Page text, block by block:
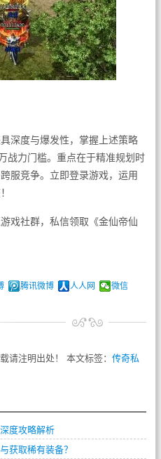
深度与爆发性，掌握上述策略
战力门槛。重点在于精准规划时
服竞争。立即登录游戏，运用
戏社群，私信领取《金仙帝仙
腾讯微博 人人网 微信
请注明出处！ 本文标签： 传奇私
度攻略解析
获取稀有装备？